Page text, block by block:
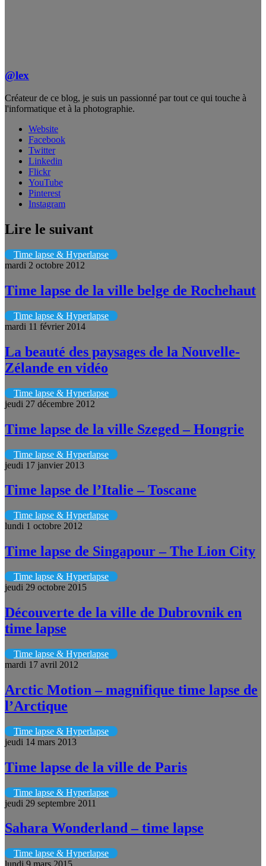
@lex
Créateur de ce blog, je suis un passionné par tout ce qui touche à
l'informatique et à la photographie.
Website
Facebook
Twitter
Linkedin
Flickr
YouTube
Pinterest
Instagram
Lire le suivant
Time lapse & Hyperlapse
mardi 2 octobre 2012
Time lapse de la ville belge de Rochehaut
Time lapse & Hyperlapse
mardi 11 février 2014
La beauté des paysages de la Nouvelle-
Zélande en vidéo
Time lapse & Hyperlapse
jeudi 27 décembre 2012
Time lapse de la ville Szeged – Hongrie
Time lapse & Hyperlapse
jeudi 17 janvier 2013
Time lapse de l’Italie – Toscane
Time lapse & Hyperlapse
lundi 1 octobre 2012
Time lapse de Singapour – The Lion City
Time lapse & Hyperlapse
jeudi 29 octobre 2015
Découverte de la ville de Dubrovnik en
time lapse
Time lapse & Hyperlapse
mardi 17 avril 2012
Arctic Motion – magnifique time lapse de
l’Arctique
Time lapse & Hyperlapse
jeudi 14 mars 2013
Time lapse de la ville de Paris
Time lapse & Hyperlapse
jeudi 29 septembre 2011
Sahara Wonderland – time lapse
Time lapse & Hyperlapse